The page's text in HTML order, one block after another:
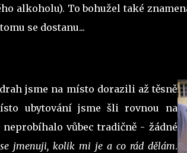
alkoholu). To bohužel také
se dostanu...
jsme na místo dorazili až těsně
ubytování jsme šli rovnou na
vůbec tradičně - žádné
jmenuji, kolik mi je a co rád dělám.